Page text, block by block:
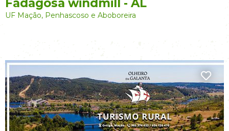
Fadagosa windmill - AL
UF Mação, Penhascoso e Aboboreira